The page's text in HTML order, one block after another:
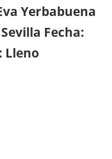
Yerbabuena
Fecha:
Lleno